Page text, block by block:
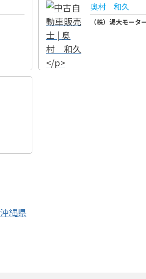
奥村 和久
（株）湯大モータ
沖縄県